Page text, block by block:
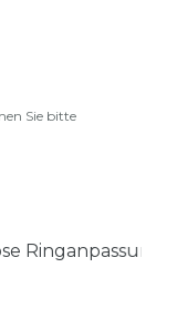
Sie bitte